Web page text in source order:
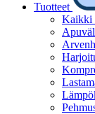
Tuotteet
Kaikki